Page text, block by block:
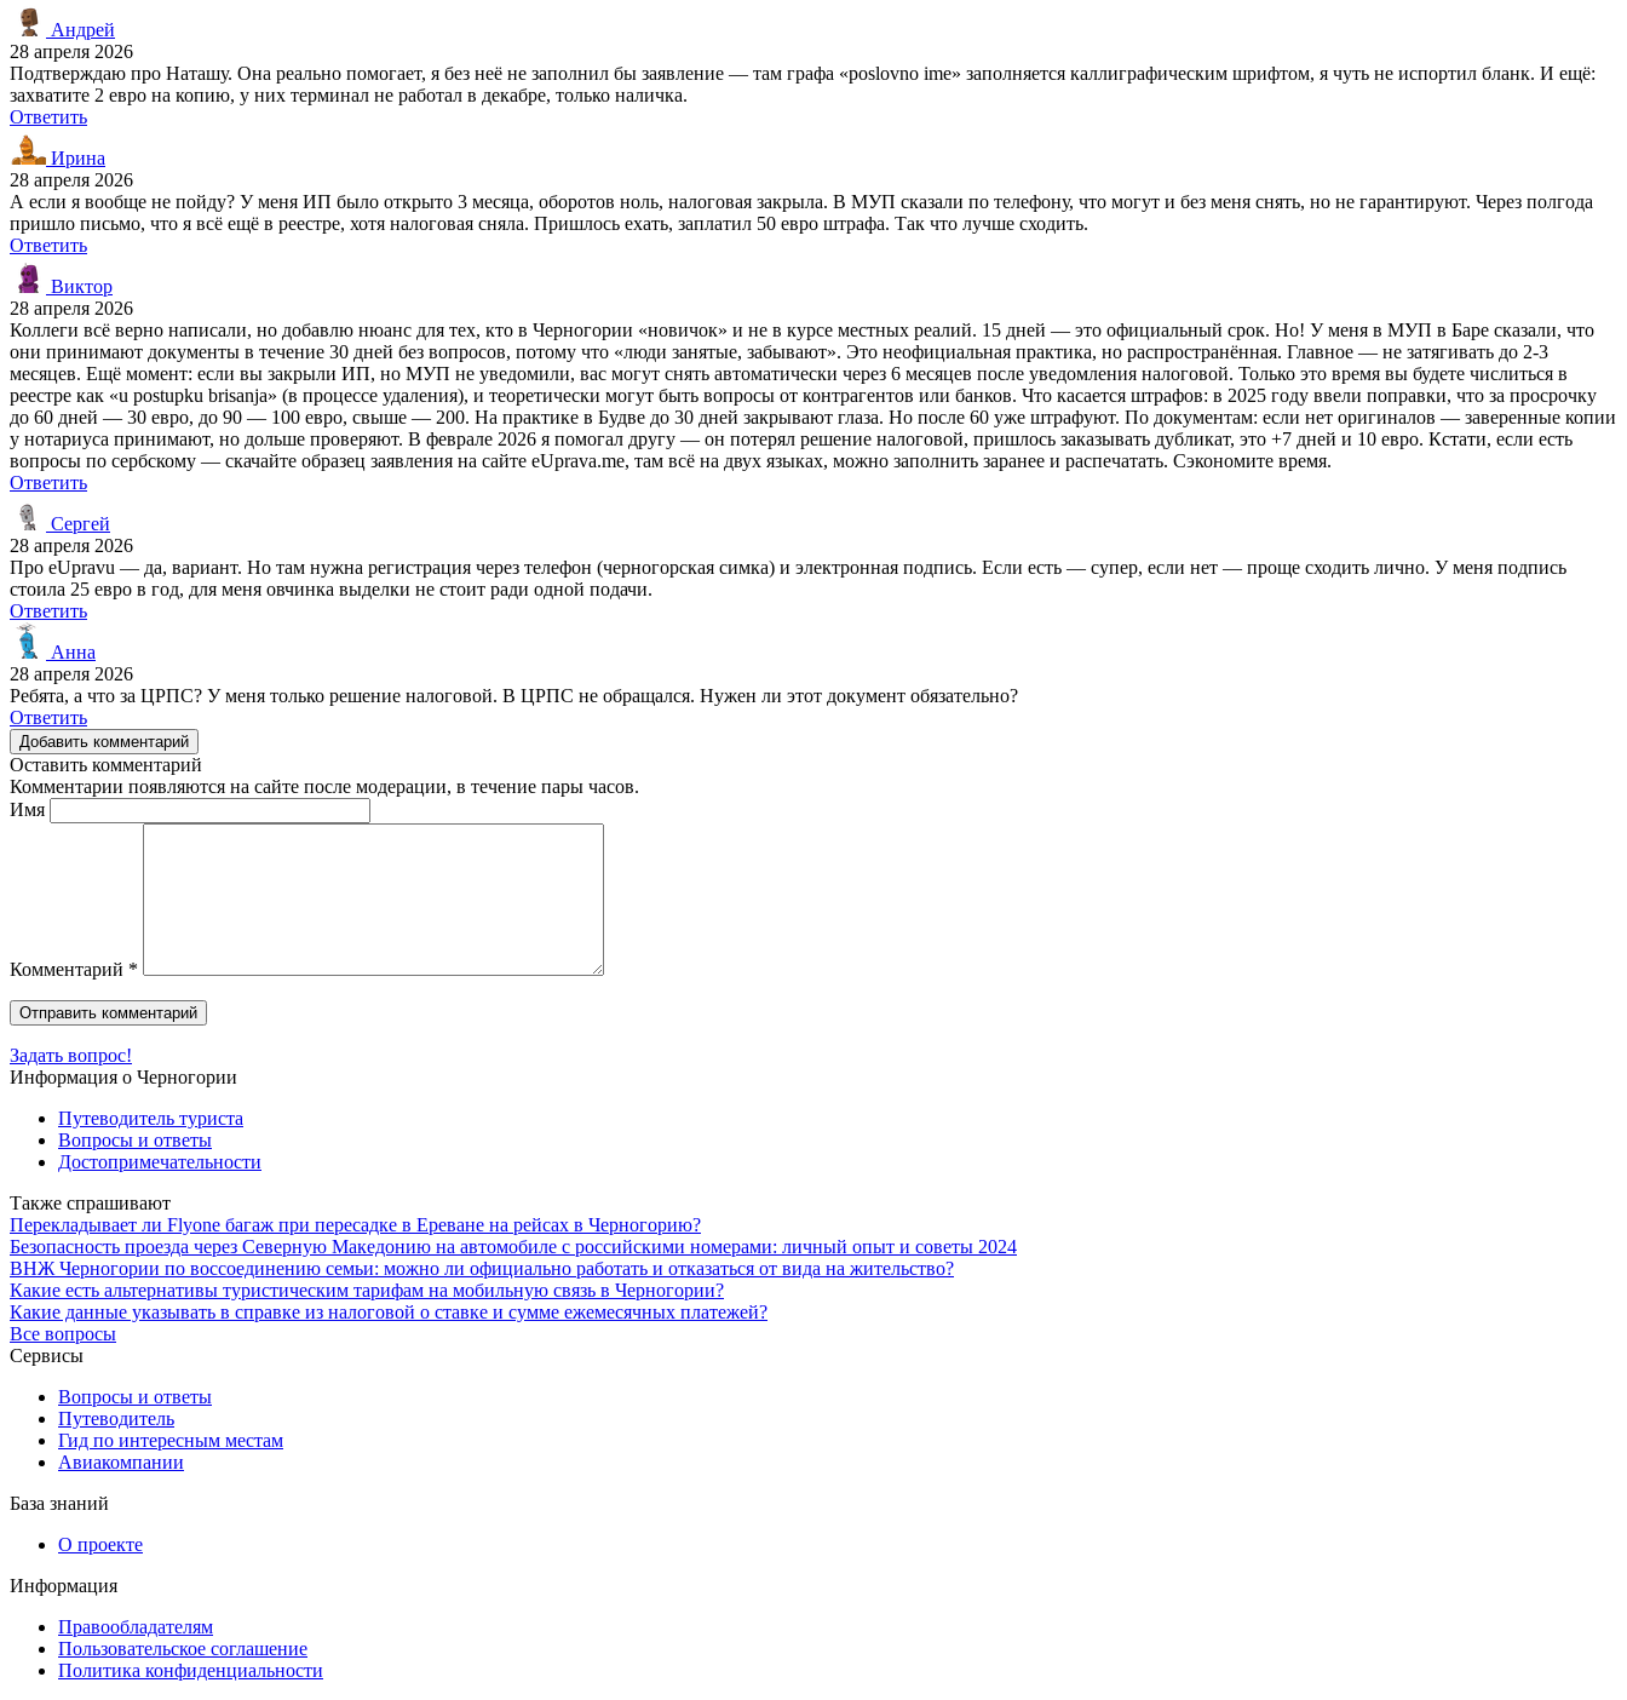
Андрей
28 апреля 2026
Подтверждаю про Наташу. Она реально помогает, я без неё не заполнил бы заявление — там графа «poslovno ime» заполняется каллиграфическим шрифтом, я чуть не испортил бланк. И ещё:
захватите 2 евро на копию, у них терминал не работал в декабре, только наличка.
Ответить
Ирина
28 апреля 2026
А если я вообще не пойду? У меня ИП было открыто 3 месяца, оборотов ноль, налоговая закрыла. В МУП сказали по телефону, что могут и без меня снять, но не гарантируют. Через полгода
пришло письмо, что я всё ещё в реестре, хотя налоговая сняла. Пришлось ехать, заплатил 50 евро штрафа. Так что лучше сходить.
Ответить
Виктор
28 апреля 2026
Коллеги всё верно написали, но добавлю нюанс для тех, кто в Черногории «новичок» и не в курсе местных реалий. 15 дней — это официальный срок. Но! У меня в МУП в Баре сказали, что
они принимают документы в течение 30 дней без вопросов, потому что «люди занятые, забывают». Это неофициальная практика, но распространённая. Главное — не затягивать до 2-3
месяцев. Ещё момент: если вы закрыли ИП, но МУП не уведомили, вас могут снять автоматически через 6 месяцев после уведомления налоговой. Только это время вы будете числиться в
реестре как «u postupku brisanja» (в процессе удаления), и теоретически могут быть вопросы от контрагентов или банков. Что касается штрафов: в 2025 году ввели поправки, что за просрочку
до 60 дней — 30 евро, до 90 — 100 евро, свыше — 200. На практике в Будве до 30 дней закрывают глаза. Но после 60 уже штрафуют. По документам: если нет оригиналов — заверенные копии
у нотариуса принимают, но дольше проверяют. В феврале 2026 я помогал другу — он потерял решение налоговой, пришлось заказывать дубликат, это +7 дней и 10 евро. Кстати, если есть
вопросы по сербскому — скачайте образец заявления на сайте eUprava.me, там всё на двух языках, можно заполнить заранее и распечатать. Сэкономите время.
Ответить
Сергей
28 апреля 2026
Про eUpravu — да, вариант. Но там нужна регистрация через телефон (черногорская симка) и электронная подпись. Если есть — супер, если нет — проще сходить лично. У меня подпись
стоила 25 евро в год, для меня овчинка выделки не стоит ради одной подачи.
Ответить
Анна
28 апреля 2026
Ребята, а что за ЦРПС? У меня только решение налоговой. В ЦРПС не обращался. Нужен ли этот документ обязательно?
Ответить
Добавить комментарий
Оставить комментарий
Комментарии появляются на сайте после модерации, в течение пары часов.
Имя
Комментарий *
Задать вопрос!
Информация о Черногории
Путеводитель туриста
Вопросы и ответы
Достопримечательности
Также спрашивают
Перекладывает ли Flyone багаж при пересадке в Ереване на рейсах в Черногорию?
Безопасность проезда через Северную Македонию на автомобиле с российскими номерами: личный опыт и советы 2024
ВНЖ Черногории по воссоединению семьи: можно ли официально работать и отказаться от вида на жительство?
Какие есть альтернативы туристическим тарифам на мобильную связь в Черногории?
Какие данные указывать в справке из налоговой о ставке и сумме ежемесячных платежей?
Все вопросы
Сервисы
Вопросы и ответы
Путеводитель
Гид по интересным местам
Авиакомпании
База знаний
О проекте
Информация
Правообладателям
Пользовательское соглашение
Политика конфиденциальности